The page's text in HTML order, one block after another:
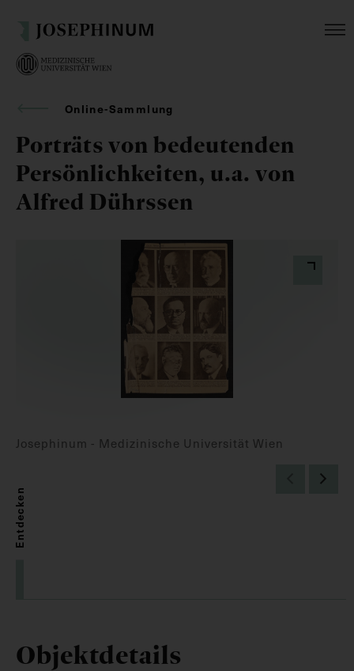
Online-Sammlung
Porträts von bedeutenden
Persönlichkeiten, u.a. von
Alfred Dührssen
Josephinum - Medizinische Universität Wien
Entdecken
Objektdetails